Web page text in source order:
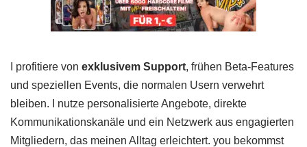
I profitiere von exklusivem Support, frühen Beta-Features
und speziellen Events, die normalen Usern verwehrt
bleiben. I nutze personalisierte Angebote, direkte
Kommunikationskanäle und ein Netzwerk aus engagierten
Mitgliedern, das meinen Alltag erleichtert. you bekommst